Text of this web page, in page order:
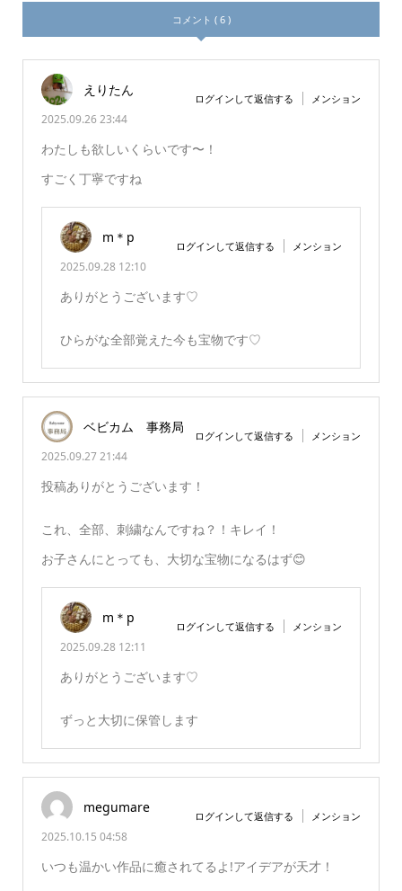
コメント ( 6 )
えりたん
2025.09.26 23:44
ログインして返信する メンション
わたしも欲しいくらいです〜！
すごく丁寧ですね
m＊p
2025.09.28 12:10
ログインして返信する メンション
ありがとうございます♡
ひらがな全部覚えた今も宝物です♡
ベビカム 事務局
2025.09.27 21:44
ログインして返信する メンション
投稿ありがとうございます！
これ、全部、刺繍なんですね？！キレイ！
お子さんにとっても、大切な宝物になるはず😊
m＊p
2025.09.28 12:11
ログインして返信する メンション
ありがとうございます♡
ずっと大切に保管します
megumare
2025.10.15 04:58
ログインして返信する メンション
いつも温かい作品に癒されてるよ!アイデアが天才！